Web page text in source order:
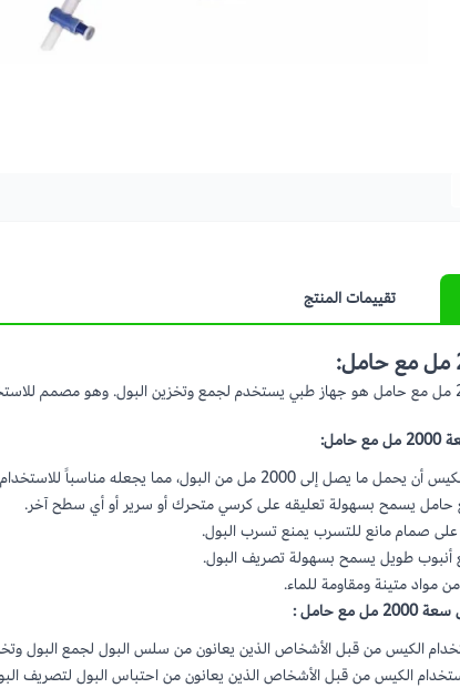
تقييمات المنتج
البول، مما يجعله مناسباً للاستخدام لفترات طويلة من الزمن.
حامل يسمح بسهولة تعليقه على كرسي متحرك أو سرير أو أي سطح آخر.
صمام مانع للتسرب يمنع تسرب البول.
أنبوب طويل يسمح بسهولة تصريف البول.
مواد متينة ومقاومة للماء.
مع حامل :
الكيس من قبل الأشخاص الذين يعانون من سلس البول لجمع البول
الكيس من قبل الأشخاص الذين يعانون من احتباس البول لتصريف